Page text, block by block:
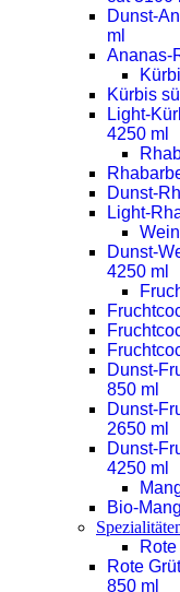
Dunst-
ml
Ananas-
Kürbis
Light-
4250 ml
Dunst-
Light-
Dunst-
4250 ml
Dunst-
850 ml
Dunst-
2650 ml
Dunst-
4250 ml
Bio-
Rote
850 ml